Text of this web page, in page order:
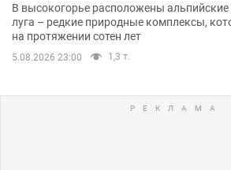
В высокогорье расположены альпийские
луга – редкие природные комплексы,
на протяжении сотен лет
5.08.2026 23:00 1,3 т.